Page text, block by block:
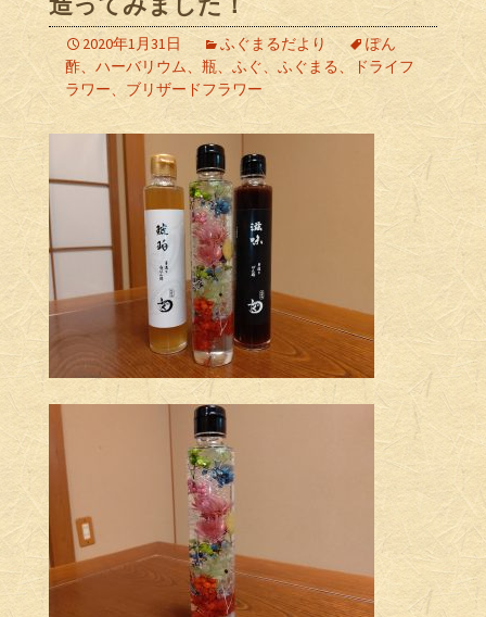
2020年1月31日 ふぐまるだより
ぽん
酢、ハーバリウム、瓶、ふぐ、ふぐまる、ドライフ
ラワー、ブリザードフラワー